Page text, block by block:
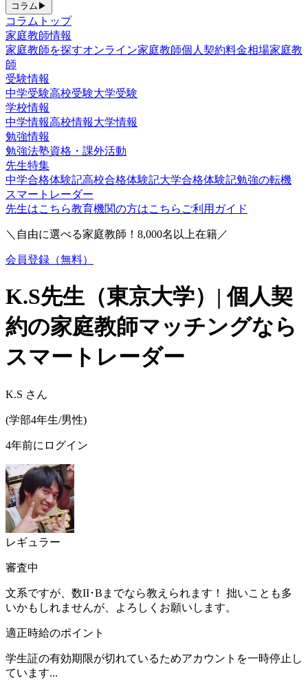
コラム ▶
コラムトップ
家庭教師情報
家庭教師を探すオンライン家庭教師個人契約料金相場家庭教
師
受験情報
中学受験高校受験大学受験
学校情報
中学情報高校情報大学情報
勉強情報
勉強法塾資格・課外活動
先生特集
中学合格体験記高校合格体験記大学合格体験記勉強の転機
スマートレーダー
先生はこちら教育機関の方はこちら ご利用ガイド
＼自由に選べる家庭教師！ 8,000名以上在籍／
会員登録（無料）
K.S先生（東京大学）| 個人契
約の家庭教師マッチングなら
スマートレーダー
K.S さん
(学部4年生/男性)
4年前にログイン
レギュラー
審査中
文系ですが、数II･Bまでなら教えられます！ 拙いことも多
いかもしれませんが、よろしくお願いします。
適正時給のポイント
学生証の有効期限が切れているためアカウントを一時停止し
ています...